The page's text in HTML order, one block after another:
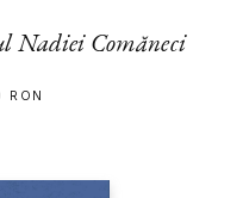
Nadiei Comăneci
RON